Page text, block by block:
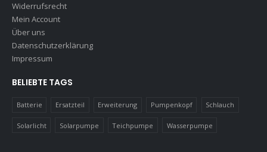
Widerrufsrecht
Mein Account
Über uns
Datenschutzerklärung
Impressum
BELIEBTE TAGS
Batterie Ersatzteil Erweiterung Pumpenkopf Schlauch
Solarlicht Solarpumpe Teichpumpe Wasserpumpe